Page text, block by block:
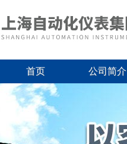
首页 公司简介